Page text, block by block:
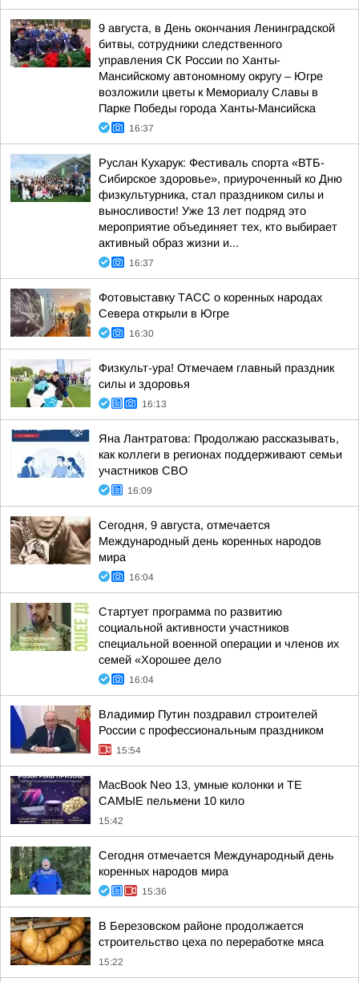
9 августа, в День окончания Ленинградской
битвы, сотрудники следственного
управления СК России по Ханты-
Мансийскому автономному округу – Югре
возложили цветы к Мемориалу Славы в
Парке Победы города Ханты-Мансийска
16:37
Руслан Кухарук: Фестиваль спорта «ВТБ-
Сибирское здоровье», приуроченный ко Дню
физкультурника, стал праздником силы и
выносливости! Уже 13 лет подряд это
мероприятие объединяет тех, кто выбирает
активный образ жизни и...
16:37
Фотовыставку ТАСС о коренных народах
Севера открыли в Югре
16:30
Физкульт-ура! Отмечаем главный праздник
силы и здоровья
16:13
Яна Лантратова: Продолжаю рассказывать,
как коллеги в регионах поддерживают семьи
участников СВО
16:09
Сегодня, 9 августа, отмечается
Международный день коренных народов
мира
16:04
Стартует программа по развитию
социальной активности участников
специальной военной операции и членов их
семей «Хорошее дело
16:04
Владимир Путин поздравил строителей
России с профессиональным праздником
15:54
MacBook Neo 13, умные колонки и ТЕ
САМЫЕ пельмени 10 кило
15:42
Сегодня отмечается Международный день
коренных народов мира
15:36
В Березовском районе продолжается
строительство цеха по переработке мяса
15:22